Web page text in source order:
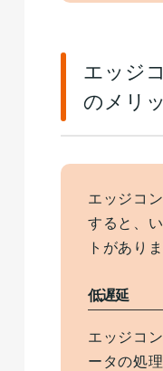
エッジ
のメリ
エッジコ
すると、
トがありま
低遅延
エッジコ
ータの処